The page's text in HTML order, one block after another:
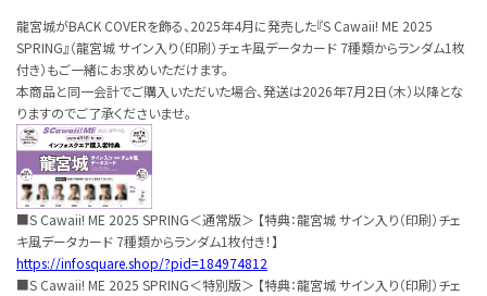
龍宮城がBACK COVERを飾る、2025年4月に発売した『S Cawaii! ME 2025
SPRING』（龍宮城 サイン入り（印刷）チェキ風データカード 7種類からランダム1枚
付き）もご一緒にお求めいただけます。
本商品と同一会計でご購入いただいた場合、発送は2026年7月2日（木）以降とな
りますのでご了承くださいませ。
■S Cawaii! ME 2025 SPRING＜通常版＞ 【特典：龍宮城 サイン入り（印刷）チェ
キ風データカード 7種類からランダム1枚付き！】
https://infosquare.shop/?pid=184974812
■S Cawaii! ME 2025 SPRING＜特別版＞ 【特典：龍宮城 サイン入り（印刷）チェ